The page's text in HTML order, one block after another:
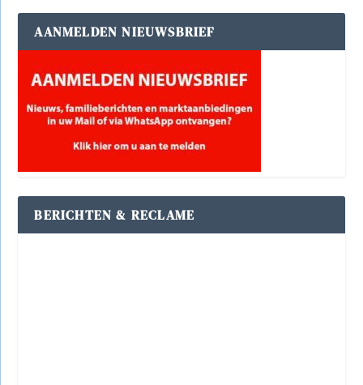
AANMELDEN NIEUWSBRIEF
BERICHTEN & RECLAME